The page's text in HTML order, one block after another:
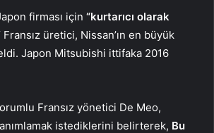
firması için “kurtarıcı olarak
Fransız üretici, Nissan’ın en büyük
Japon Mitsubishi ittifaka 2016
Fransız yönetici De Meo,
istediklerini belirterek, Bu